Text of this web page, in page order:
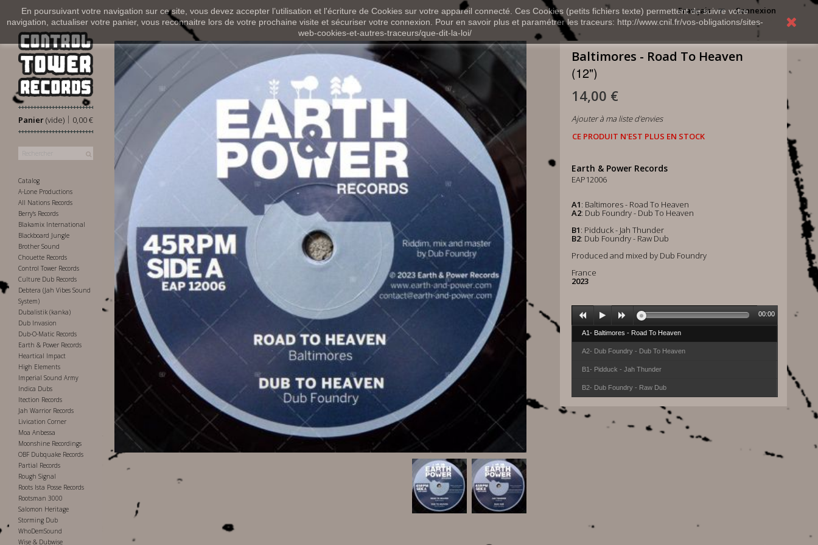
En poursuivant votre navigation sur ce site, vous devez accepter l’utilisation et l'écriture de Cookies sur votre appareil connecté. Ces Cookies (petits fichiers texte) permettent de suivre votre
navigation, actualiser votre panier, vous reconnaitre lors de votre prochaine visite et sécuriser votre connexion. Pour en savoir plus et paramétrer les traceurs: http://www.cnil.fr/vos-obligations/sites-
web-cookies-et-autres-traceurs/que-dit-la-loi/
Connexion
Français
Panier 0,00 €
|
(vide)
Catalog
A-Lone Productions
All Nations Records
Berry's Records
Blakamix International
Blackboard Jungle
Brother Sound
Chouette Records
Control Tower Records
Culture Dub Records
Debtera (Jah Vibes Sound
System)
Dubalistik (kanka)
Dub Invasion
Dub-O-Matic Records
Earth & Power Records
Heartical Impact
High Elements
Imperial Sound Army
Indica Dubs
Itection Records
Jah Warrior Records
Livication Corner
Moa Anbessa
Moonshine Recordings
OBF Dubquake Records
Partial Records
Rough Signal
Roots Ista Posse Records
Rootsman 3000
Salomon Heritage
Storming Dub
WhoDemSound
Wise & Dubwise
Baltimores - Road To Heaven
(12")
14,00 €
Ajouter à ma liste d'envies
CE PRODUIT N'EST PLUS EN STOCK
Earth & Power Records
EAP12006
A1: Baltimores - Road To Heaven
A2: Dub Foundry - Dub To Heaven
B1: Pidduck - Jah Thunder
B2: Dub Foundry - Raw Dub
Produced and mixed by Dub Foundry
France
2023
A1- Baltimores - Road To Heaven
A2- Dub Foundry - Dub To Heaven
B1- Pidduck - Jah Thunder
B2- Dub Foundry - Raw Dub
00:00